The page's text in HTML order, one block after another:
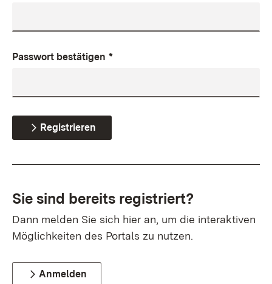
Passwort bestätigen *
Registrieren
Sie sind bereits registriert?
Dann melden Sie sich hier an, um die interaktiven
Möglichkeiten des Portals zu nutzen.
Anmelden